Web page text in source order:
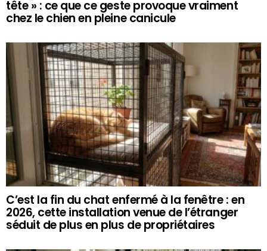
tête » : ce que ce geste provoque vraiment
chez le chien en pleine canicule
C’est la fin du chat enfermé à la fenêtre : en
2026, cette installation venue de l’étranger
séduit de plus en plus de propriétaires